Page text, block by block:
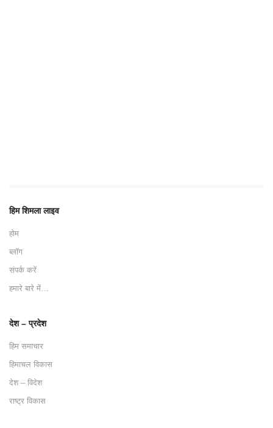
हिम शिमला लाइव
होम
ब्लॉग
संपर्क करें
हमारे बारे में…
देश – प्रदेश
हिम समाचार
हिमाचल विकास
देश – विदेश
राष्ट्र विकास